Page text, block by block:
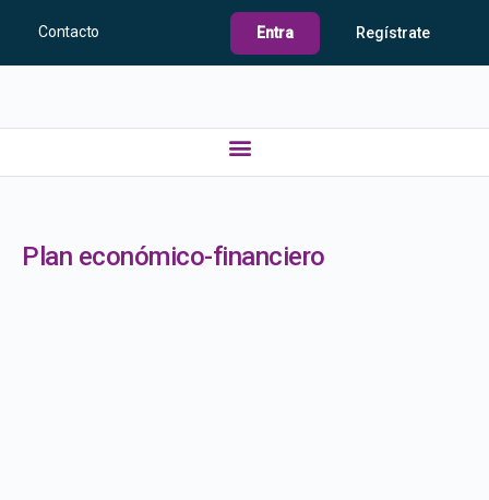
Contacto Entra Regístrate
Plan económico-financiero